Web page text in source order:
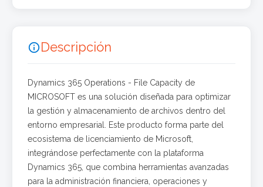
Descripción
Dynamics 365 Operations - File Capacity de
MICROSOFT es una solución diseñada para optimizar
la gestión y almacenamiento de archivos dentro del
entorno empresarial. Este producto forma parte del
ecosistema de licenciamiento de Microsoft,
integrándose perfectamente con la plataforma
Dynamics 365, que combina herramientas avanzadas
para la administración financiera, operaciones y